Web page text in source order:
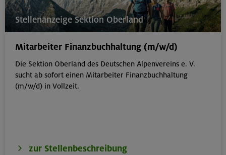
Stellenanzeige Sektion Oberland
Mitarbeiter Finanzbuchhaltung (m/w/d)
Die Sektion Oberland des Deutschen Alpenvereins e. V.
sucht ab sofort einen Mitarbeiter Finanzbuchhaltung
(m/w/d) in Vollzeit.
zur Stellenbeschreibung